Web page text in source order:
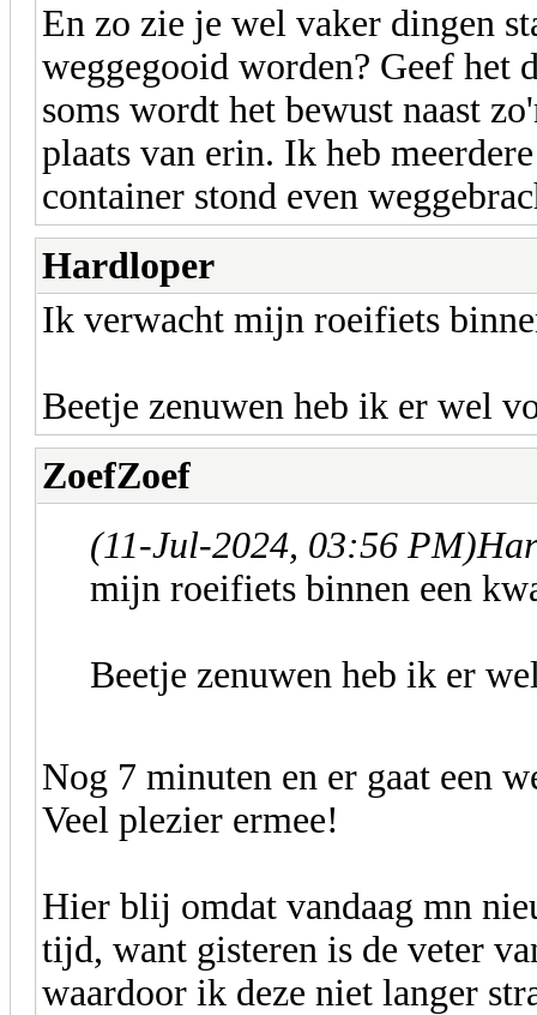
En zo zie je wel vaker dingen
weggegooid worden? Geef het
soms wordt het bewust naast
plaats van erin. Ik heb
container stond even
Hardloper
Ik verwacht mijn roeifiets
Beetje zenuwen heb ik er wel
ZoefZoef
(11-Jul-2024, 03:56 PM)
mijn roeifiets binnen een
Beetje zenuwen heb ik er
Nog 7 minuten en er gaat een
Veel plezier ermee!
Hier blij omdat vandaag mn
tijd, want gisteren is de veter
waardoor ik deze niet langer